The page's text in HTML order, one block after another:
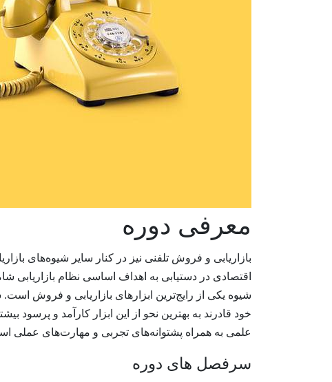
معرفی دوره
بازاریابی و فروش تلفنی نیز در کنار سایر شیوه‌های
اقتصادی در دستیابی به اهداف اساسی نظام
شیوه یکی از رایج‌ترین ابزارهای بازاریابی و فروش
خود قادرند به بهترین نحو از این ابزار کارآمد و پرسود
علمی به همراه پشتوانه‌های تجربی و مهارت‌های عملی
سرفصل های دوره